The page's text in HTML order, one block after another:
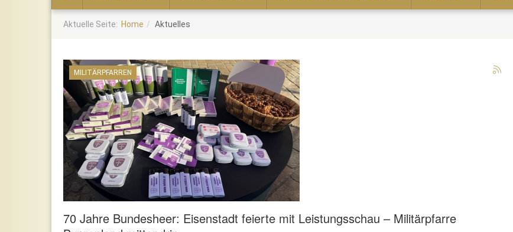
Home
Aktuelle Seite: Home Aktuelles
MILITÄRPFARREN
70 Jahre Bundesheer: Eisenstadt feierte mit Leistungsschau – Militärpfarre